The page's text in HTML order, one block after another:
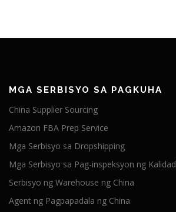
MGA SERBISYO SA PAGKUHA
China Supplier Sourcing
Amazon FBA Prep Service
Mga Serbisyo sa Dropshipping
Mga Serbisyo sa Pag-inspeksyon ng Kalidad
Serbisyo ng Warehouse ng China
Agent ng Pagpapadala ng China